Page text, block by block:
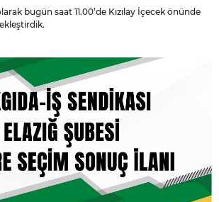
bugün saat 11.00’de Kızılay İçecek önünde